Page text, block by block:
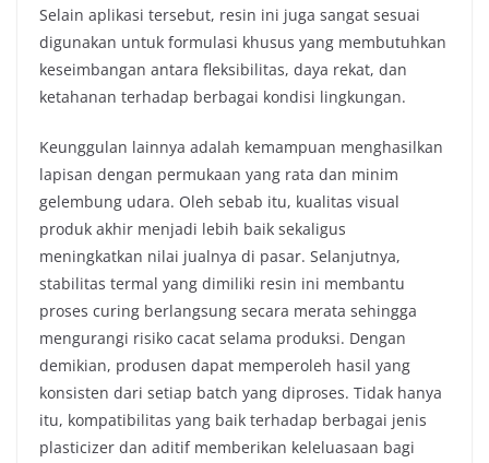
Selain aplikasi tersebut, resin ini juga sangat sesuai
digunakan untuk formulasi khusus yang membutuhkan
keseimbangan antara fleksibilitas, daya rekat, dan
ketahanan terhadap berbagai kondisi lingkungan.
Keunggulan lainnya adalah kemampuan menghasilkan
lapisan dengan permukaan yang rata dan minim
gelembung udara. Oleh sebab itu, kualitas visual
produk akhir menjadi lebih baik sekaligus
meningkatkan nilai jualnya di pasar. Selanjutnya,
stabilitas termal yang dimiliki resin ini membantu
proses curing berlangsung secara merata sehingga
mengurangi risiko cacat selama produksi. Dengan
demikian, produsen dapat memperoleh hasil yang
konsisten dari setiap batch yang diproses. Tidak hanya
itu, kompatibilitas yang baik terhadap berbagai jenis
plasticizer dan aditif memberikan keleluasaan bagi